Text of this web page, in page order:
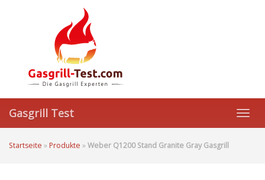
Gasgrill Test
Startseite » Produkte »Weber Q1200 Stand Granite Gray Gasgrill